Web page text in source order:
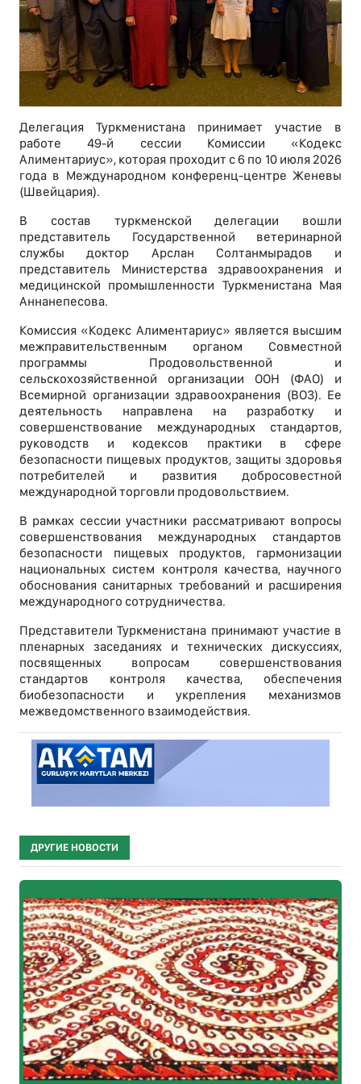
Делегация Туркменистана принимает участие в
работе 49-й сессии Комиссии «Кодекс
Алиментариус», которая проходит с 6 по 10 июля 2026
года в Международном конференц-центре Женевы
(Швейцария).
В состав туркменской делегации вошли
представитель Государственной ветеринарной
службы доктор Арслан Солтанмырадов и
представитель Министерства здравоохранения и
медицинской промышленности Туркменистана Мая
Аннанепесова.
Комиссия «Кодекс Алиментариус» является высшим
межправительственным органом Совместной
программы Продовольственной и
сельскохозяйственной организации ООН (ФАО) и
Всемирной организации здравоохранения (ВОЗ). Ее
деятельность направлена на разработку и
совершенствование международных стандартов,
руководств и кодексов практики в сфере
безопасности пищевых продуктов, защиты здоровья
потребителей и развития добросовестной
международной торговли продовольствием.
В рамках сессии участники рассматривают вопросы
совершенствования международных стандартов
безопасности пищевых продуктов, гармонизации
национальных систем контроля качества, научного
обоснования санитарных требований и расширения
международного сотрудничества.
Представители Туркменистана принимают участие в
пленарных заседаниях и технических дискуссиях,
посвященных вопросам совершенствования
стандартов контроля качества, обеспечения
биобезопасности и укрепления механизмов
межведомственного взаимодействия.
ДРУГИЕ НОВОСТИ